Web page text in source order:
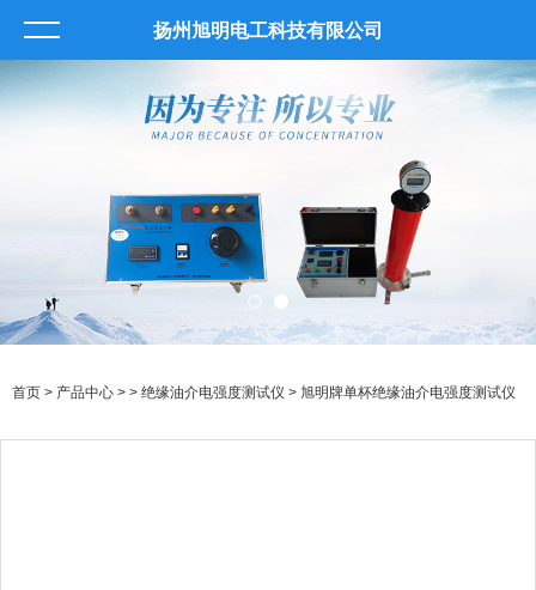
扬州旭明电工科技有限公司
首页 > 产品中心 > > 绝缘油介电强度测试仪 > 旭明牌单杯绝缘油介电强度测试仪